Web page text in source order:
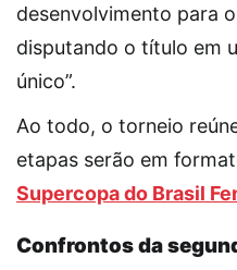
desenvolvimento para
disputando o título em
único”.
Ao todo, o torneio
etapas serão em
Supercopa do Brasil
Confrontos da